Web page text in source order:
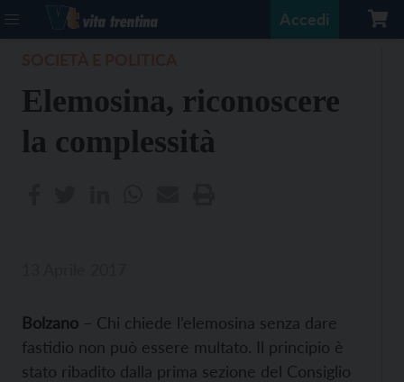
Accedi
Elemosina, riconoscere
la complessità
Bolzano – Chi chiede l’elemosina senza dare
fastidio non può essere multato. Il principio è
stato ribadito dalla prima sezione del Consiglio